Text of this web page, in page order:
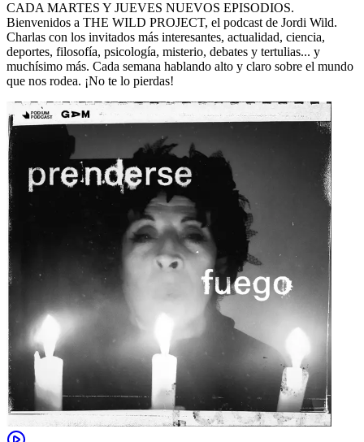
CADA MARTES Y JUEVES NUEVOS EPISODIOS.
Bienvenidos a THE WILD PROJECT, el podcast de Jordi Wild.
Charlas con los invitados más interesantes, actualidad, ciencia,
deportes, filosofía, psicología, misterio, debates y tertulias... y
muchísimo más. Cada semana hablando alto y claro sobre el mundo
que nos rodea. ¡No te lo pierdas!